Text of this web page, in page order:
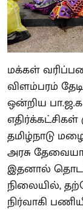
மக்கள்
விளம்பரம்
ஒன்றிய
தமிழ்நாடு
அரசு
இதனால்
நிலையில்,
நிர்வாகி